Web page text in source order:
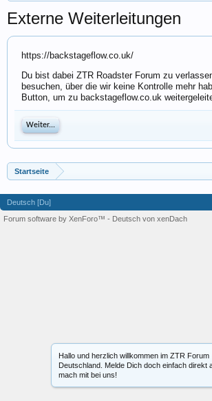
Hallo und herzlich willkommen im ZTR Forum
Deutschland. Melde Dich doch einfach direkt
mach mit bei uns!
Externe Weiterleitungen
https://backstageflow.co.uk/
Du bist dabei ZTR Roadster Forum zu
besuchen, über die wir keine Kontrolle mehr
Button, um zu backstageflow.co.uk
Weiter...
Startseite
Deutsch [Du]
Forum software by XenForo™ - Deutsch von xenDach